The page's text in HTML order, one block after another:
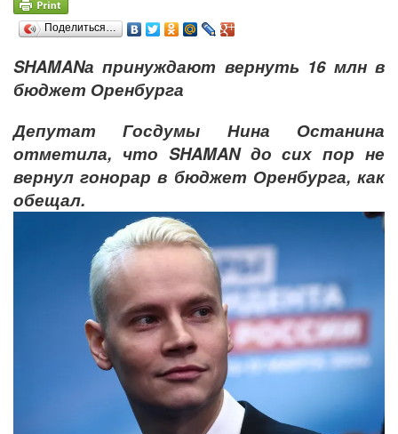
Поделиться…
SHAMANа принуждают вернуть 16 млн в
бюджет Оренбурга
Депутат Госдумы Нина Останина
отметила, что SHAMAN до сих пор не
вернул гонорар в бюджет Оренбурга, как
обещал.